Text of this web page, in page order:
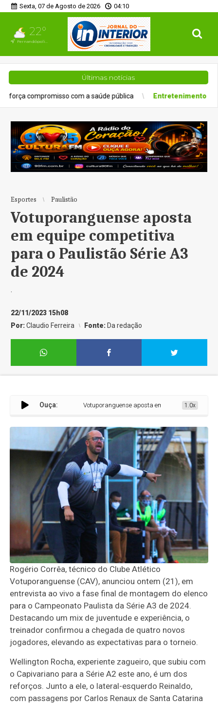
Sexta, 07 de Agosto de 2026 04:10
22°
Fernandópolis, SP
Últimas notícias
com a saúde pública Entretenimento Experiência
Esportes Paulistão
Votuporanguense aposta
em equipe competitiva
para o Paulistão Série A3
de 2024
.
22/11/2023 15h08
Por:Claudio Ferreira Fonte: Da redação
Ouça: Votuporanguense aposta em equipe competitiva para
1.0x
Rogério Corrêa, técnico do Clube Atlético
Votuporanguense (CAV), anunciou ontem (21), em
entrevista ao vivo a fase final de montagem do elenco
para o Campeonato Paulista da Série A3 de 2024.
Destacando um mix de juventude e experiência, o
treinador confirmou a chegada de quatro novos
jogadores, elevando as expectativas para o torneio.
Wellington Rocha, experiente zagueiro, que subiu com
o Capivariano para a Série A2 este ano, é um dos
reforços. Junto a ele, o lateral-esquerdo Reinaldo,
com passagens por Carlos Renaux de Santa Catarina